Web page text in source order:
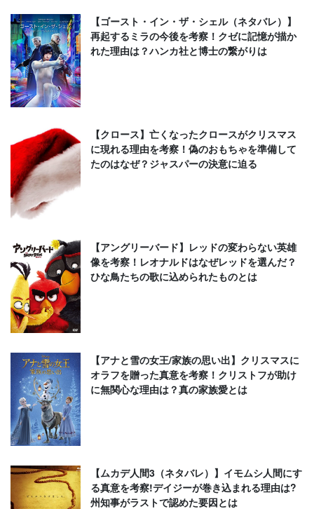
【ゴースト・イン・ザ・シェル（ネタバレ）】
再起するミラの今後を考察！クゼに記憶が描か
れた理由は？ハンカ社と博士の繋がりは
【クロース】亡くなったクロースがクリスマス
に現れる理由を考察！偽のおもちゃを準備して
たのはなぜ？ジャスパーの決意に迫る
【アングリーバード】レッドの変わらない英雄
像を考察！レオナルドはなぜレッドを選んだ？
ひな鳥たちの歌に込められたものとは
【アナと雪の女王/家族の思い出】クリスマスに
オラフを贈った真意を考察！クリストフが助け
に無関心な理由は？真の家族愛とは
【ムカデ人間3（ネタバレ）】イモムシ人間にす
る真意を考察!デイジーが巻き込まれる理由は?
州知事がラストで認めた要因とは